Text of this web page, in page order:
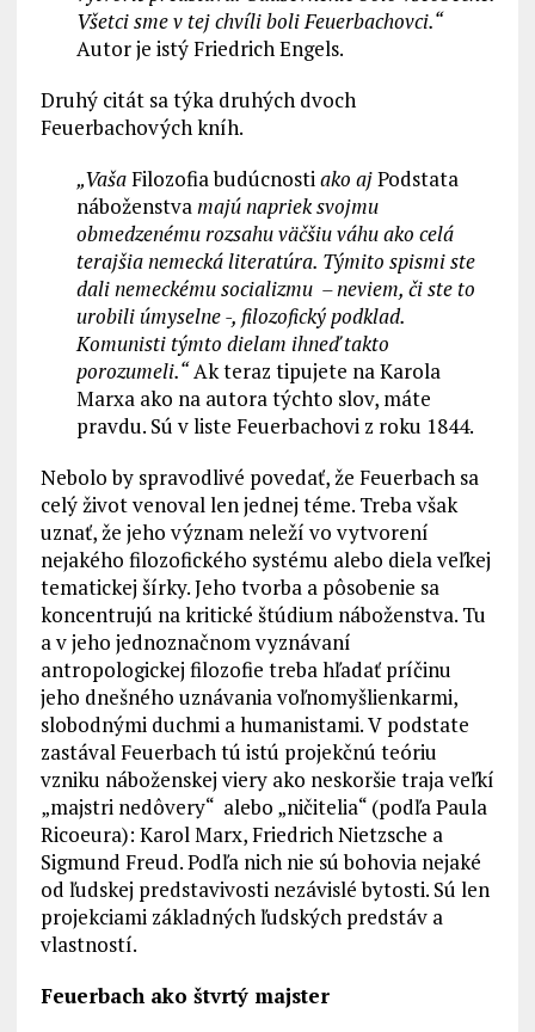
Všetci sme v tej chvíli boli Feuerbachovci.“
Autor je istý Friedrich Engels.
Druhý citát sa týka druhých dvoch
Feuerbachových kníh.
„VašaFilozofia budúcnostiako ajPodstata
náboženstvamajú napriek svojmu
obmedzenému rozsahu väčšiu váhu ako celá
terajšia nemecká literatúra. Týmito spismi ste
dali nemeckému socializmu – neviem, či ste to
urobili úmyselne -, filozofický podklad.
Komunisti týmto dielam ihneď takto
porozumeli.“Ak teraz tipujete na Karola
Marxa ako na autora týchto slov, máte
pravdu. Sú v liste Feuerbachovi z roku 1844.
Nebolo by spravodlivé povedať, že Feuerbach sa
celý život venoval len jednej téme. Treba však
uznať, že jeho význam neleží vo vytvorení
nejakého filozofického systému alebo diela veľkej
tematickej šírky. Jeho tvorba a pôsobenie sa
koncentrujú na kritické štúdium náboženstva. Tu
a v jeho jednoznačnom vyznávaní
antropologickej filozofie treba hľadať príčinu
jeho dnešného uznávania voľnomyšlienkarmi,
slobodnými duchmi a humanistami. V podstate
zastával Feuerbach tú istú projekčnú teóriu
vzniku náboženskej viery ako neskoršie traja veľkí
„majstri nedôvery“ alebo „ničitelia“ (podľa Paula
Ricoeura): Karol Marx, Friedrich Nietzsche a
Sigmund Freud. Podľa nich nie sú bohovia nejaké
od ľudskej predstavivosti nezávislé bytosti. Sú len
projekciami základných ľudských predstáv a
vlastností.
Feuerbach ako štvrtý majster